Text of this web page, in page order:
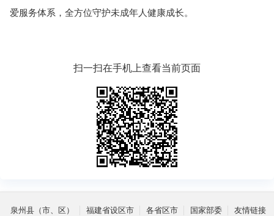
爱服务体系，全方位守护未成年人健康成长。
扫一扫在手机上查看当前页面
泉州县（市、区） 福建省设区市 各省区市 国家部委 友情链接